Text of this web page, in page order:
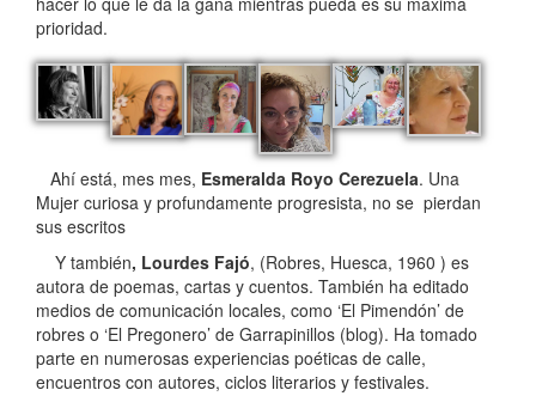
prioridad.
Ahí está, mes mes, Esmeralda Royo Cerezuela. Una
Mujer curiosa y profundamente progresista, no se pierdan
sus escritos
Y también, Lourdes Fajó, (Robres, Huesca, 1960 ) es
autora de poemas, cartas y cuentos. También ha editado
medios de comunicación locales, como ‘El Pimendón’ de
robres o ‘El Pregonero’ de Garrapinillos (blog). Ha tomado
parte en numerosas experiencias poéticas de calle,
encuentros con autores, ciclos literarios y festivales.